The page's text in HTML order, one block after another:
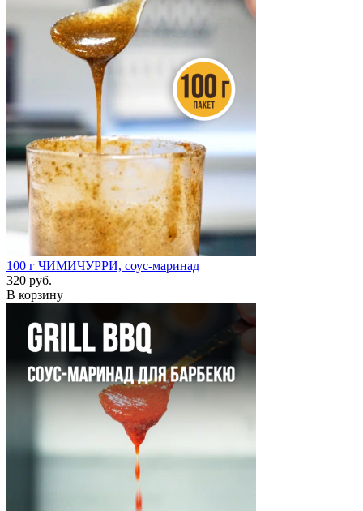
100 г ЧИМИЧУРРИ, соус-маринад
320 руб.
В корзину